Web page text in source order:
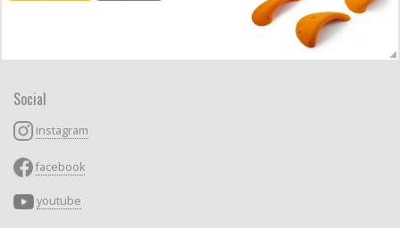
Social
instagram
facebook
youtube